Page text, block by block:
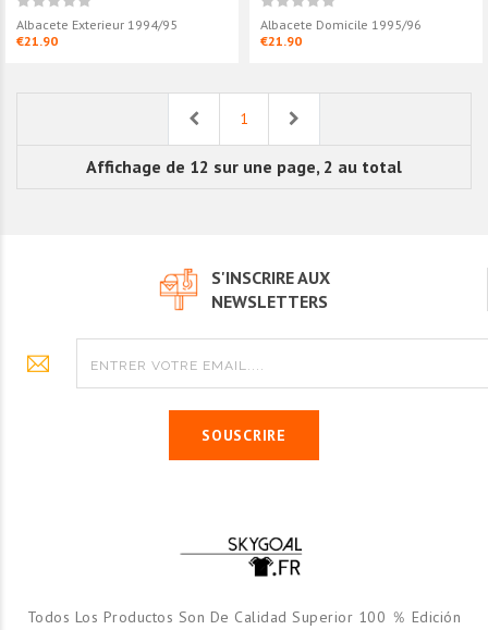
Albacete Exterieur 1994/95
€21.90
Albacete Domicile 1995/96
€21.90
Previous1
Affichage de 12 sur une page, 2 au total
S'INSCRIRE AUX
NEWSLETTERS
SOUSCRIRE
Todos Los Productos Son De Calidad Superior 100 ％ Edición